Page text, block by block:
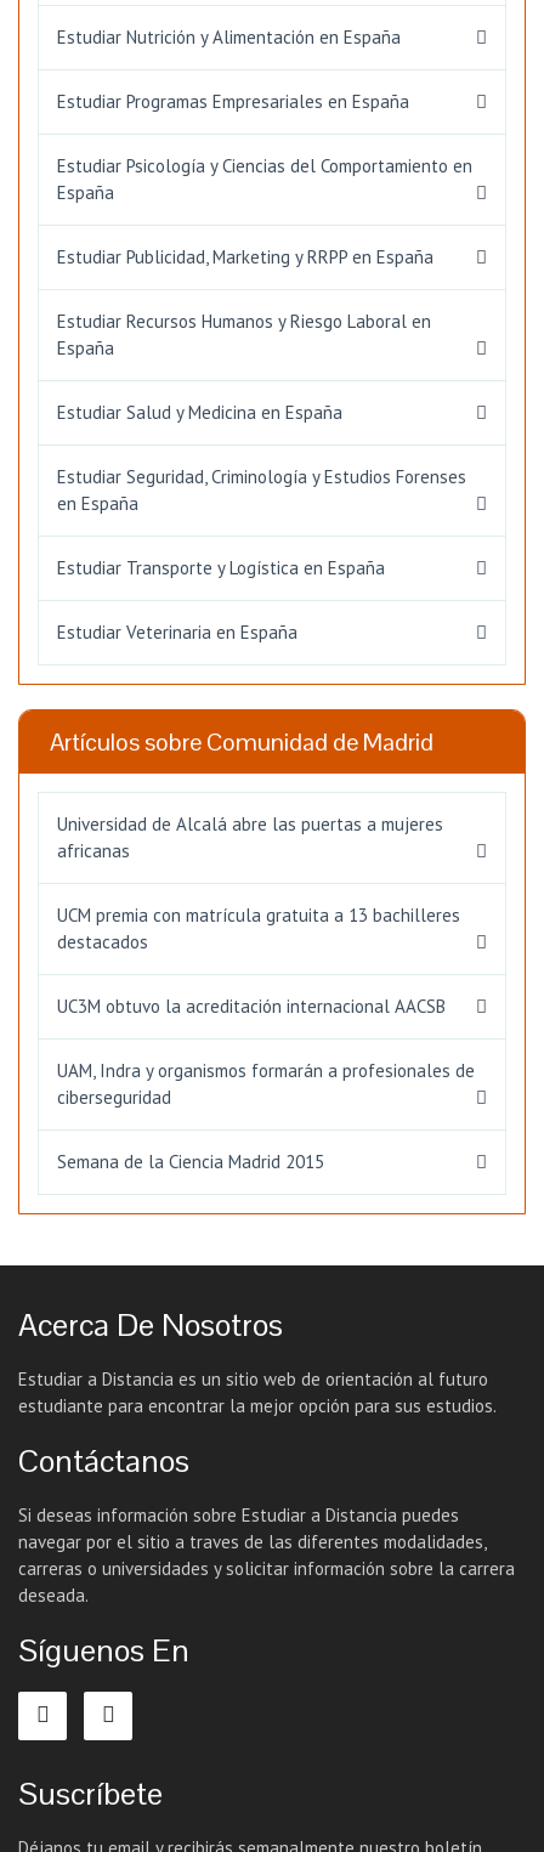
Estudiar Nutrición y Alimentación en España
Estudiar Programas Empresariales en España
Estudiar Psicología y Ciencias del Comportamiento en
España
Estudiar Publicidad, Marketing y RRPP en España
Estudiar Recursos Humanos y Riesgo Laboral en
España
Estudiar Salud y Medicina en España
Estudiar Seguridad, Criminología y Estudios Forenses
en España
Estudiar Transporte y Logística en España
Estudiar Veterinaria en España
Artículos sobre Comunidad de Madrid
Universidad de Alcalá abre las puertas a mujeres
africanas
UCM premia con matrícula gratuita a 13 bachilleres
destacados
UC3M obtuvo la acreditación internacional AACSB
UAM, Indra y organismos formarán a profesionales de
ciberseguridad
Semana de la Ciencia Madrid 2015
Acerca De Nosotros
Estudiar a Distancia es un sitio web de orientación al futuro
estudiante para encontrar la mejor opción para sus estudios.
Contáctanos
Si deseas información sobre Estudiar a Distancia puedes
navegar por el sitio a traves de las diferentes modalidades,
carreras o universidades y solicitar información sobre la carrera
deseada.
Síguenos En
Suscríbete